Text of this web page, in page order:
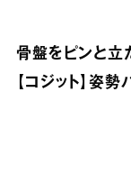
骨盤をピンと立
【コジット】姿